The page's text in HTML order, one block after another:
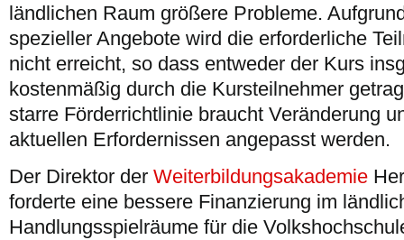
ländlichen Raum größere Probleme.
spezieller Angebote wird die erforderliche
nicht erreicht, so dass entweder der Kurs
kostenmäßig durch die Kursteilnehmer
starre Förderrichtlinie braucht Veränderung
aktuellen Erfordernissen angepasst werden.
Der Direktor der Weiterbildungsakademie
forderte eine bessere Finanzierung im
Handlungsspielräume für die